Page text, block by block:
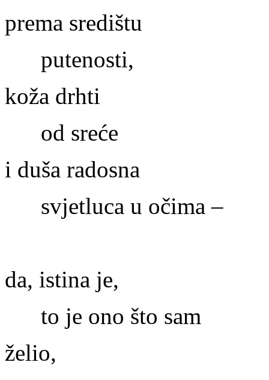
prema središtu
putenosti,
koža drhti
od sreće
i duša radosna
svjetluca u očima –
da, istina je,
to je ono što sam
želio,